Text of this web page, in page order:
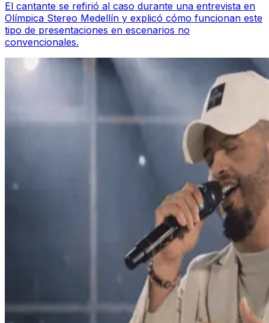
El cantante se refirió al caso durante una entrevista en
Olímpica Stereo Medellín y explicó cómo funcionan este
tipo de presentaciones en escenarios no
convencionales.